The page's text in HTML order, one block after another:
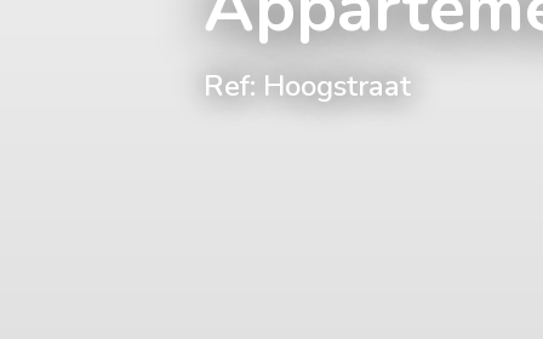
Ref: Hoogstraat